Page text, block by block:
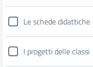
Le schede didattiche
I progetti delle classi